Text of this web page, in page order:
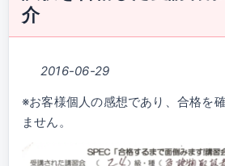
介
2016-06-29
※お客様個人の感想であり、合格を
ません。